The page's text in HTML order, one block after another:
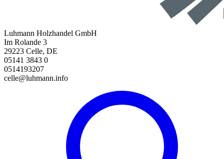
Luhmann Holzhandel GmbH
Im Rolande 3
29223 Celle, DE
05141 3843 0
0514193207
celle@luhmann.info